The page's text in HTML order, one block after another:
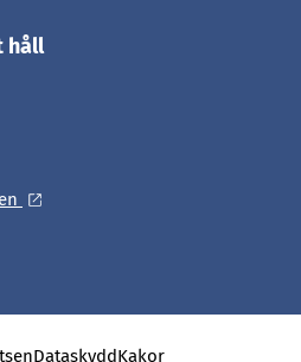
håll
DataskyddKakor